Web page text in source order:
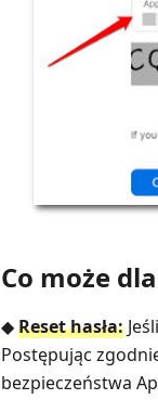
Co może
◆Reset hasła:
Postępując
bezpieczeństwa